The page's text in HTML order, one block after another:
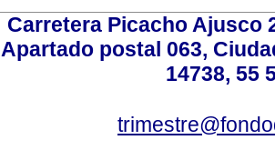
Carretera Picacho Ajusco
Apartado postal 063,
14738, 55